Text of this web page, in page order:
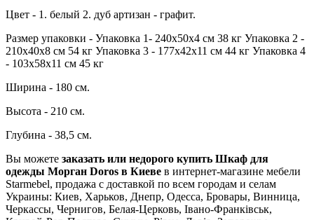
Цвет - 1. белый 2. дуб артизан - графит.
Размер упаковки - Упаковка 1- 240х50х4 см 38 кг Упаковка 2 -
210х40х8 см 54 кг Упаковка 3 - 177х42х11 см 44 кг Упаковка 4
- 103х58х11 см 45 кг
Ширина - 180 см.
Высота - 210 см.
Глубина - 38,5 см.
Вы можете заказать или недорого купить Шкаф для
одежды Морган Doros в Киеве в интернет-магазине мебели
Starmebel, продажа с доставкой по всем городам и селам
Украины: Киев, Харьков, Днепр, Одесса, Бровары, Винница,
Черкассы, Чернигов, Белая-Церковь, Івано-Франківськ,